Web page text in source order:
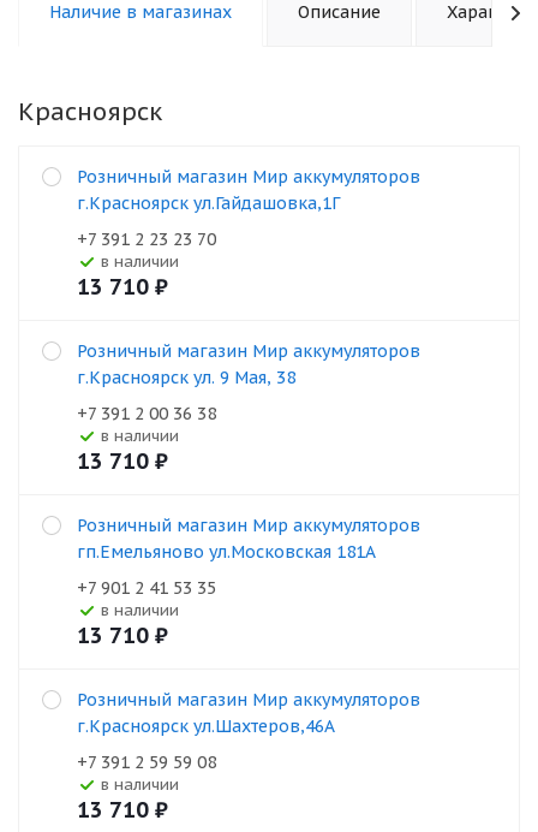
Наличие в магазинах Описание
Красноярск
Розничный магазин Мир аккумуляторов
г.Красноярск ул.Гайдашовка,1Г
+7 391 2 23 23 70
В наличии
13 710 ₽
Розничный магазин Мир аккумуляторов
г.Красноярск ул. 9 Мая, 38
+7 391 2 00 36 38
В наличии
13 710 ₽
Розничный магазин Мир аккумуляторов
гп.Емельяново ул.Московская 181А
+7 901 2 41 53 35
В наличии
13 710 ₽
Розничный магазин Мир аккумуляторов
г.Красноярск ул.Шахтеров,46А
+7 391 2 59 59 08
В наличии
13 710 ₽